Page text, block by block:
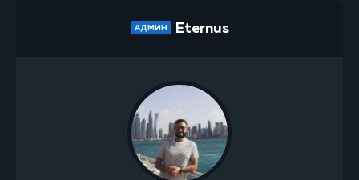
АДМИН Eternus